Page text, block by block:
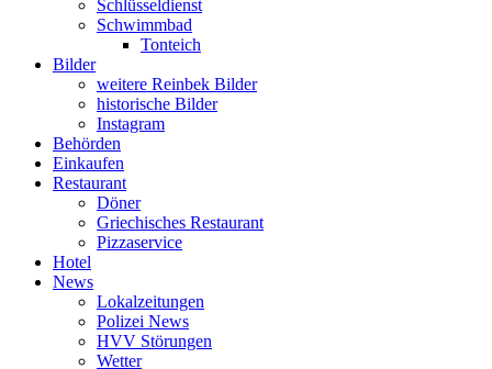
Schlüsseldienst
Schwimmbad
Tonteich
Bilder
weitere Reinbek Bilder
historische Bilder
Instagram
Behörden
Einkaufen
Restaurant
Döner
Griechisches Restaurant
Pizzaservice
Hotel
News
Lokalzeitungen
Polizei News
HVV Störungen
Wetter